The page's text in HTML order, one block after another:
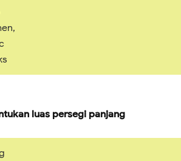
luas persegi panjang